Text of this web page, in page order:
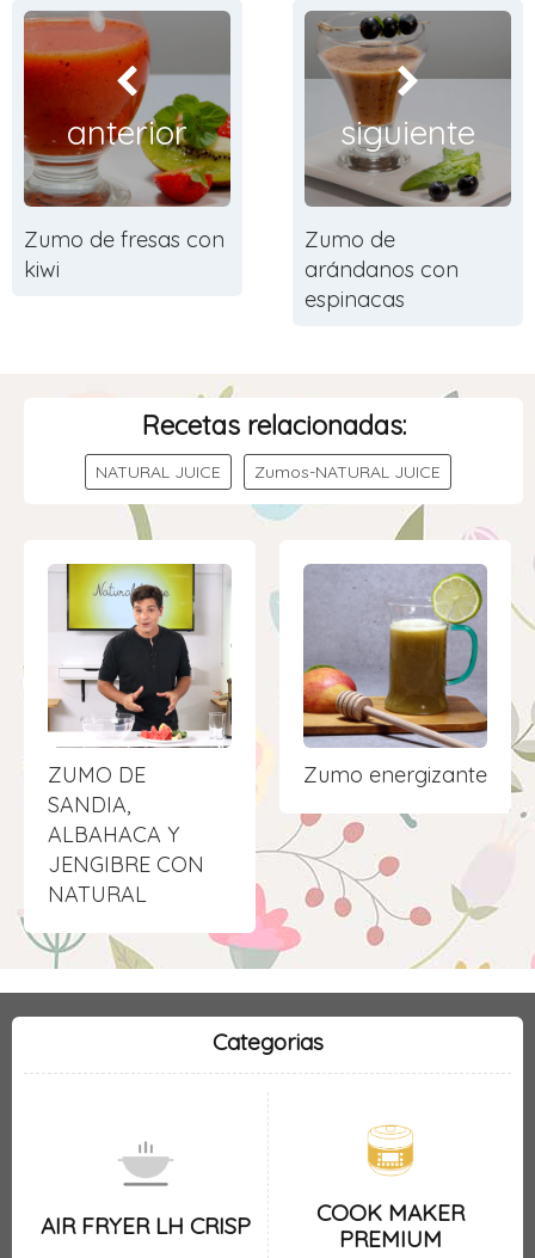
anterior
Zumo de fresas con
kiwi
siguiente
Zumo de
arándanos con
espinacas
Recetas relacionadas:
NATURAL JUICE Zumos-NATURAL JUICE
ZUMO DE
SANDIA,
ALBAHACA Y
JENGIBRE CON
NATURAL
Zumo energizante
Categorias
AIR FRYER LH CRISP
COOK MAKER
PREMIUM